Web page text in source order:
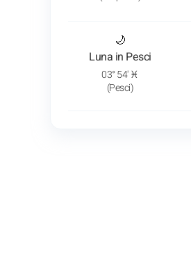
🌙
Luna in Pesci
: Vedi l'analisi
03° 54' ♓
(Pesci)